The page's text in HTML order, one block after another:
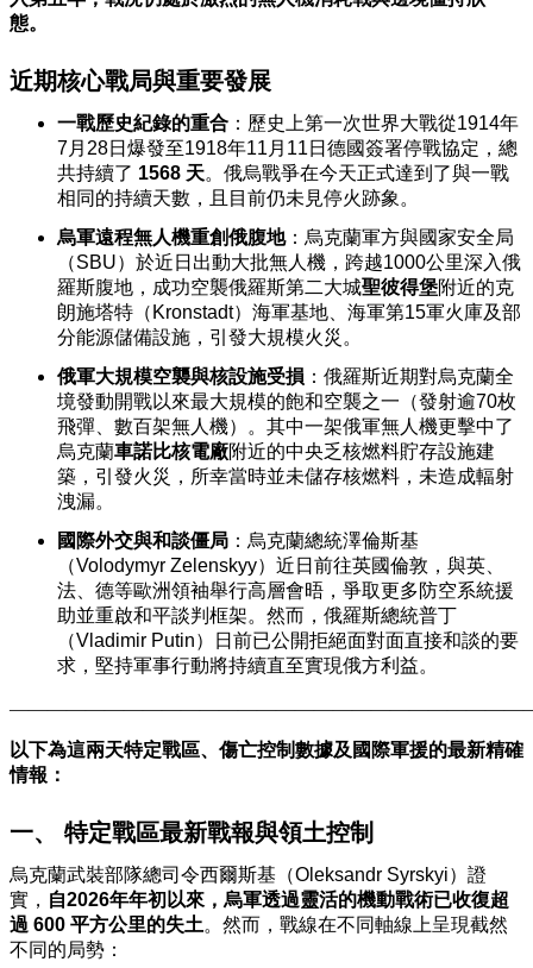
態。
近期核心戰局與重要發展
一戰歷史紀錄的重合 ：歷史上第一次世界大戰從1914年
7月28日爆發至1918年11月11日德國簽署停戰協定，總
共持續了 1568 天。俄烏戰爭在今天正式達到了與一戰
相同的持續天數，且目前仍未見停火跡象。
烏軍遠程無人機重創俄腹地：烏克蘭軍方與國家安全局
（SBU）於近日出動大批無人機，跨越1000公里深入俄
羅斯腹地，成功空襲俄羅斯第二大城聖彼得堡附近的克
朗施塔特（Kronstadt）海軍基地、海軍第15軍火庫及部
分能源儲備設施，引發大規模火災。
俄軍大規模空襲與核設施受損 ：俄羅斯近期對烏克蘭全
境發動開戰以來最大規模的飽和空襲之一（發射逾70枚
飛彈、數百架無人機）。其中一架俄軍無人機更擊中了
烏克蘭車諾比核電廠附近的中央乏核燃料貯存設施建
築，引發火災，所幸當時並未儲存核燃料，未造成輻射
洩漏。
國際外交與和談僵局 ：烏克蘭總統澤倫斯基
（Volodymyr Zelenskyy）近日前往英國倫敦，與英、
法、德等歐洲領袖舉行高層會晤，爭取更多防空系統援
助並重啟和平談判框架。然而，俄羅斯總統普丁
（Vladimir Putin）日前已公開拒絕面對面直接和談的要
求，堅持軍事行動將持續直至實現俄方利益。
以下為這兩天特定戰區、傷亡控制數據及國際軍援的最新精確
情報：
一、 特定戰區最新戰報與領土控制
烏克蘭武裝部隊總司令西爾斯基（Oleksandr Syrskyi）證
實， 自2026年年初以來，烏軍透過靈活的機動戰術已收復超
過 600 平方公里的失土。然而，戰線在不同軸線上呈現截然
不同的局勢：